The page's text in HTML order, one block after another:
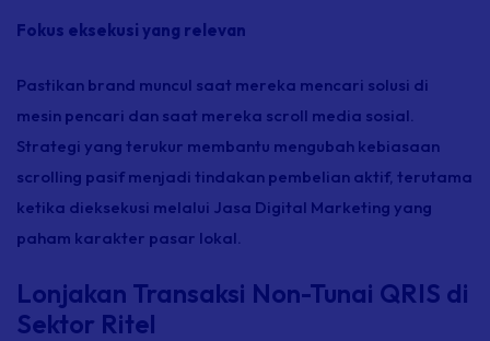
Fokus eksekusi yang relevan
Pastikan brand muncul saat mereka mencari solusi di
mesin pencari dan saat mereka scroll media sosial.
Strategi yang terukur membantu mengubah kebiasaan
scrolling pasif menjadi tindakan pembelian aktif, terutama
ketika dieksekusi melalui Jasa Digital Marketing yang
paham karakter pasar lokal.
Lonjakan Transaksi Non-Tunai QRIS di
Sektor Ritel